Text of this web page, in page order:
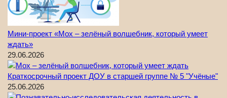
Мини-проект «Мох – зелёный волшебник, который умеет
ждать»
29.06.2026
Краткосрочный проект ДОУ в старшей группе № 5 "Учёные"
25.06.2026